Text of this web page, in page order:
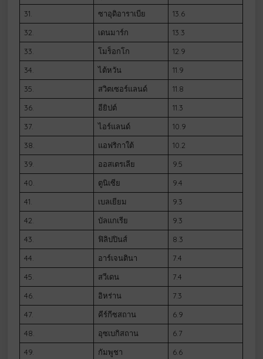
31.
ซาอุดิอาราเบีย
13.6
32.
เดนมาร์ก
13.3
33.
โมร็อกโก
12.9
34.
ไต้หวัน
11.9
35.
สวิตเซอร์แลนด์
11.8
36.
อียิปต์
11.3
37.
ไอร์แลนด์
10.9
38.
แอฟริกาใต้
10.2
39.
ออสเตรเลีย
9.5
40.
ตูนิเซีย
9.4
41.
เบลเยียม
9.3
42.
บัลแกเรีย
9.3
43.
ฟิลิปปินส์
8.3
44.
อาร์เจนตินา
7.4
45.
สวีเดน
7.4
46.
อิหร่าน
7.3
47.
คีร์กีซสถาน
6.9
48.
อุซเบกิสถาน
6.7
49.
กัมพูชา
6.6